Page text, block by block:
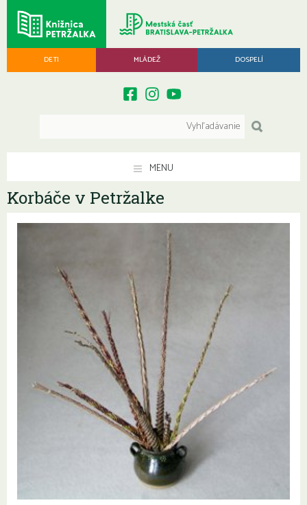
DETI MLÁDEŽ DOSPELÍ
MENU
Korbáče v Petržalke